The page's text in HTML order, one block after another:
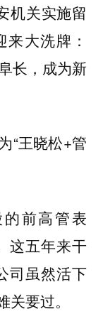
机关实施留
大洗牌：
长，成为新
“王晓松+管
前高管表
这五年来干
司虽然活下
关要过。